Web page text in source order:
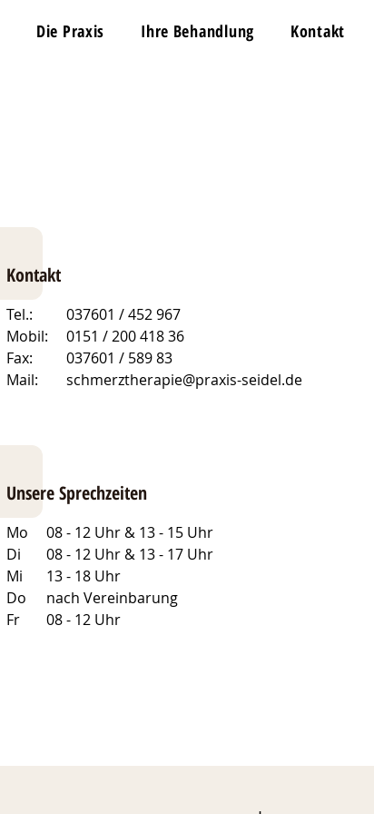
Die Praxis Ihre Behandlung Kontakt
Kontakt
Tel.:
Mobil:
Fax:
Mail:
037601 / 452 967
0151 / 200 418 36
037601 / 589 83
schmerztherapie@praxis-seidel.de
Unsere Sprechzeiten
Mo
Di
Mi
Do
Fr
08 - 12 Uhr & 13 - 15 Uhr
08 - 12 Uhr & 13 - 17 Uhr
13 - 18 Uhr
nach Vereinbarung
08 - 12 Uhr